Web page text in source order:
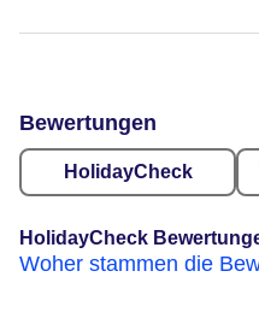
Bewertungen
HolidayCheck
HolidayCheck
Woher stammen die